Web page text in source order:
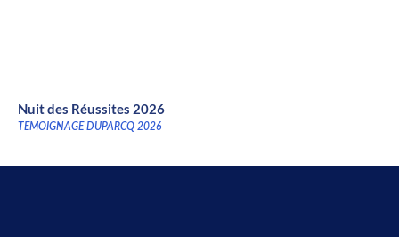
Nuit des Réussites 2026
TEMOIGNAGE DUPARCQ 2026